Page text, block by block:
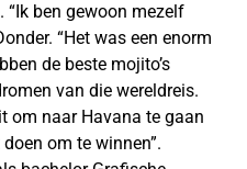
“Ik ben gewoon mezelf
“Het was een enorm
de beste mojito’s
van die wereldreis.
om naar Havana te gaan
om te winnen”.